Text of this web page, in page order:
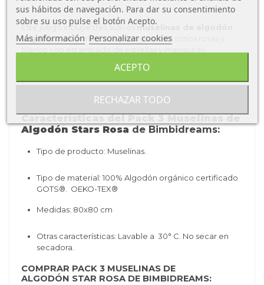
Este juego incluye tres suavesmuselinas de algodón
orgánicode la marcaBimbidreamsen tonos rosas y
Ideal para múltiples usos, desde la lactancia hasta la
Características del Pack 3 Muselinas de
Algodón Stars Rosade Bimbidreams:
Tipo de producto: Muselinas.
Tipo de material: 100% Algodón orgánico certificado
GOTS®. OEKO-TEX®
Medidas: 80x80 cm
Otras características: Lavable a 30° C. No secar en
secadora.
COMPRAR PACK 3 MUSELINAS DE
ALGODÓN STAR ROSA DE BIMBIDREAMS:
sus hábitos de navegación. Para dar su consentimiento
sobre su uso pulse el botón Acepto.
Más información Personalizar cookies
RECHAZAR TODO
ACEPTO